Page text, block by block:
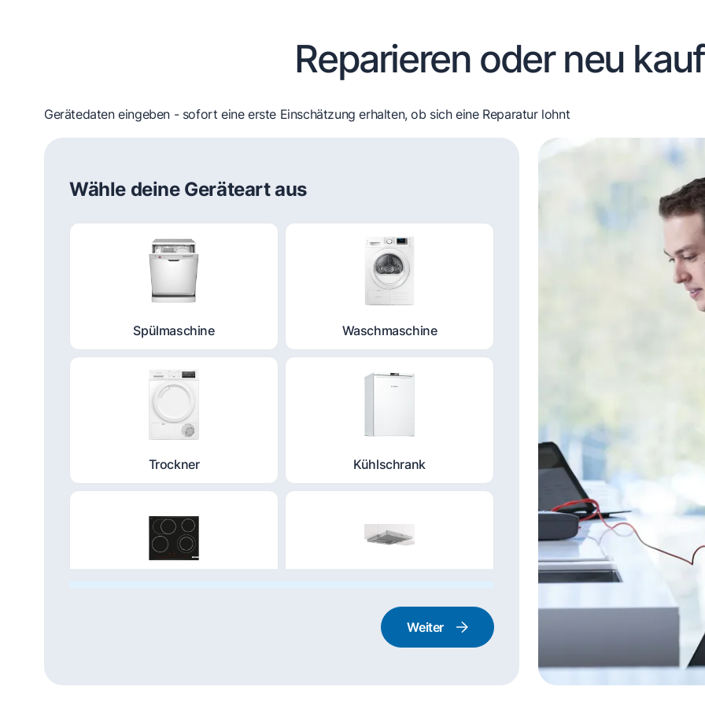
Reparieren oder neu
Gerätedaten eingeben - sofort eine erste Einschätzung erhalten, ob sich eine Reparatur lohnt
Wähle deine Geräteart aus
Spülmaschine Waschmaschine
Trockner Kühlschrank
Weiter